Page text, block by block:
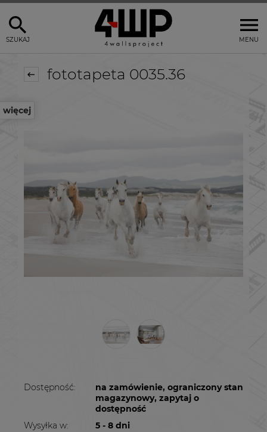
MENU
SZUKAJ
więcej
fototapeta 0035.36
Dostępność:
na zamówienie, ograniczony stan
magazynowy, zapytaj o
dostępność
Wysyłka w:
5 - 8 dni